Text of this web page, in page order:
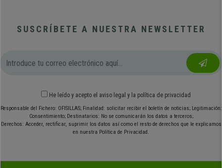
SUSCRÍBETE A NUESTRA NEWSLETTER
He leído y acepto el aviso legal y la política de privacidad
Responsable del Fichero: OFISILLAS; Finalidad: solicitar recibir el boletín de noticias; Legitimación:
Consentimiento; Destinatarios: No se comunicarán los datos a terceros;
Derechos: Acceder, rectificar, suprimir los datos así como el resto de derechos que le explicamos
en nuestra Política de Privacidad.